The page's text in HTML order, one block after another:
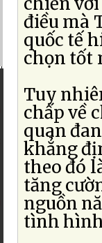
điều mà
quốc tế
chọn tốt
Tuy
chấp về
quan
khẳng
theo đó
tăng
nguồn
tình